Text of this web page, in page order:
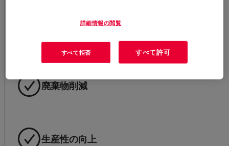
廃棄物削減
生産性の向上
詳細情報の閲覧
すべて拒否 すべて許可